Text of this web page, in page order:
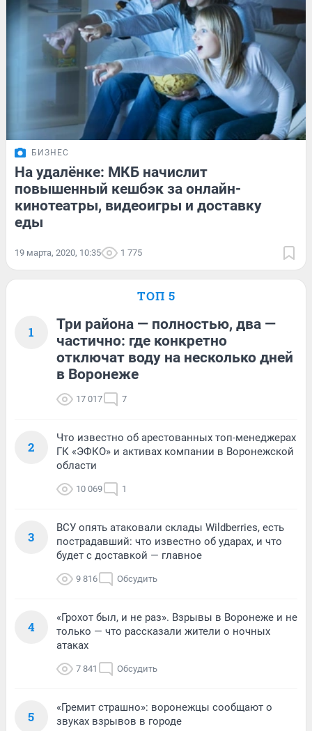
БИЗНЕС
На удалёнке: МКБ начислит
повышенный кешбэк за онлайн-
кинотеатры, видеоигры и доставку
еды
19 марта, 2020, 10:35 1 775
ТОП 5
1
Три района — полностью, два —
частично: где конкретно
отключат воду на несколько дней
в Воронеже
17 017 7
2
Что известно об арестованных топ-менеджерах
ГК «ЭФКО» и активах компании в Воронежской
области
10 069 1
3
ВСУ опять атаковали склады Wildberries, есть
пострадавший: что известно об ударах, и что
будет с доставкой — главное
9 816 Обсудить
4
«Грохот был, и не раз». Взрывы в Воронеже и не
только — что рассказали жители о ночных
атаках
7 841 Обсудить
5
«Гремит страшно»: воронежцы сообщают о
звуках взрывов в городе